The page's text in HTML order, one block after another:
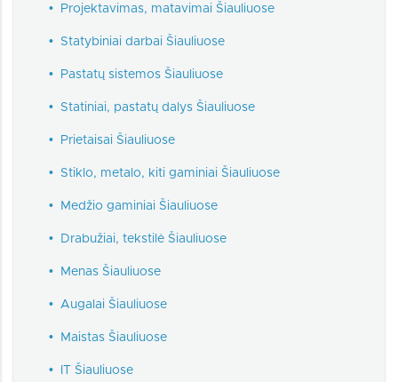
• Projektavimas, matavimai Šiauliuose
• Statybiniai darbai Šiauliuose
• Pastatų sistemos Šiauliuose
• Statiniai, pastatų dalys Šiauliuose
• Prietaisai Šiauliuose
• Stiklo, metalo, kiti gaminiai Šiauliuose
• Medžio gaminiai Šiauliuose
• Drabužiai, tekstilė Šiauliuose
• Menas Šiauliuose
• Augalai Šiauliuose
• Maistas Šiauliuose
• IT Šiauliuose